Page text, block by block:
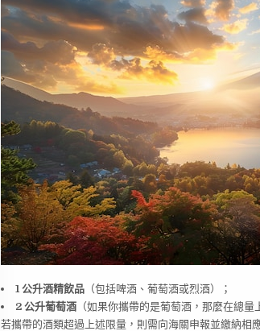
1 公升酒精飲品（包括啤酒、葡萄酒或烈酒）；
2 公升葡萄酒（如果你攜帶的是葡萄酒，那麼在總量
若攜帶的酒類超過上述限量，則需向海關申報並繳納相